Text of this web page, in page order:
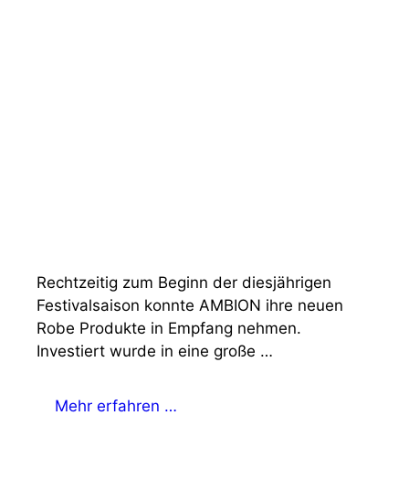
Rechtzeitig zum Beginn der diesjährigen
Festivalsaison konnte AMBION ihre neuen
Robe Produkte in Empfang nehmen.
Investiert wurde in eine große …
Mehr erfahren …